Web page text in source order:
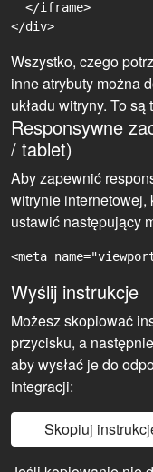
  </iframe>
Wszystko, czego
inne atrybuty można
układu witryny. To
Responsywne
/ tablet)
Aby zapewnić
witrynie internetowej,
ustawić następujący
<meta
Wyślij instrukcje
Możesz skopiować
przycisku, a
aby wysłać je do
integracji:
Skopiuj